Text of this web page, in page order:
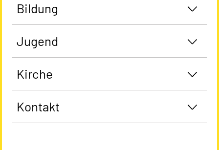
Bildung
Jugend
Kirche
Kontakt